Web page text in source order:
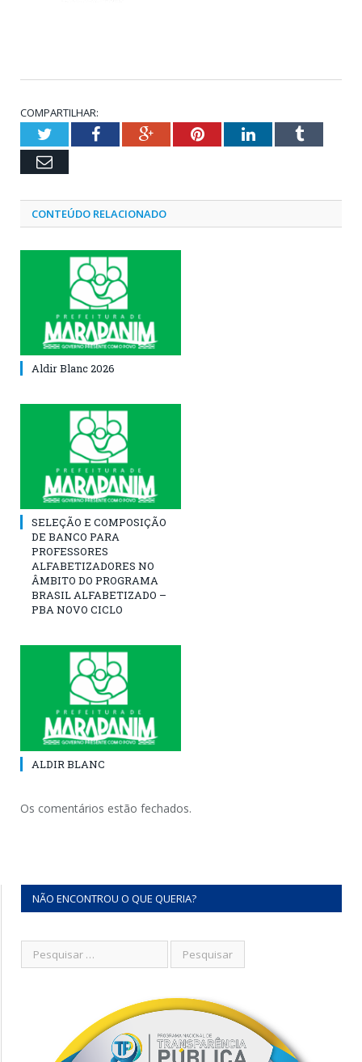
COMPARTILHAR:
TwitterFacebookGoogle+PinterestLinkedInTumblr
Email
CONTEÚDO RELACIONADO
Aldir Blanc 2026
SELEÇÃO E COMPOSIÇÃO
DE BANCO PARA
PROFESSORES
ALFABETIZADORES NO
ÂMBITO DO PROGRAMA
BRASIL ALFABETIZADO –
PBA NOVO CICLO
ALDIR BLANC
Os comentários estão fechados.
NÃO ENCONTROU O QUE QUERIA?